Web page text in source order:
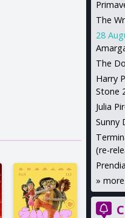
The
28
The
Harry
Stone
Julia
Sunny
(re-
»